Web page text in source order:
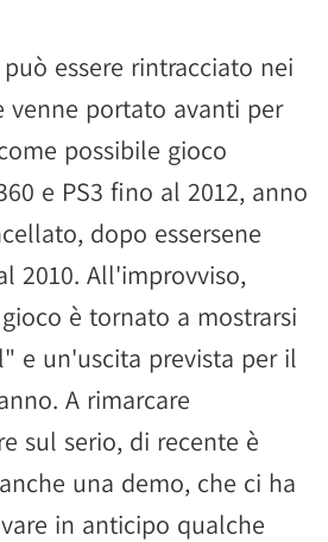
essere rintracciato nei
venne portato avanti per
possibile gioco
e PS3 fino al 2012, anno
dopo essersene
2010. All'improvviso,
è tornato a mostrarsi
e un'uscita prevista per il
A rimarcare
sul serio, di recente è
una demo, che ci ha
in anticipo qualche